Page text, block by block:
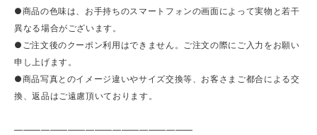
●商品の色味は、お手持ちのスマートフォンの画面によって実物と若干
異なる場合がございます。
●ご注文後のクーポン利用はできません。ご注文の際にご入力をお願い
申し上げます。
●商品写真とのイメージ違いやサイズ交換等、お客さまご都合による交
換、返品はご遠慮頂いております。
————————————————————